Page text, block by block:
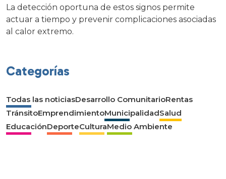
La detección oportuna de estos signos permite
actuar a tiempo y prevenir complicaciones asociadas
al calor extremo.
Categorías
Todas las noticiasDesarrollo ComunitarioRentas
TránsitoEmprendimientoMunicipalidadSalud
EducaciónDeporteCulturaMedio Ambiente